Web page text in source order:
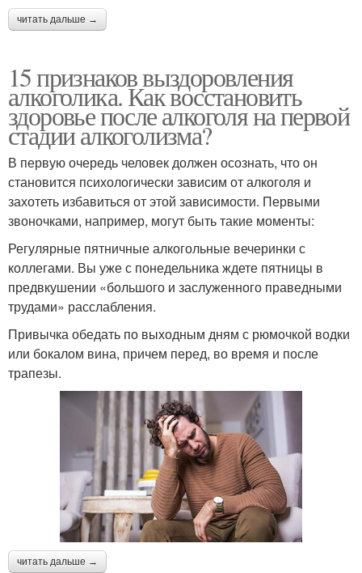
читать дальше →
15 признаков выздоровления
алкоголика. Как восстановить
здоровье после алкоголя на первой
стадии алкоголизма?
В первую очередь человек должен осознать, что он
становится психологически зависим от алкоголя и
захотеть избавиться от этой зависимости. Первыми
звоночками, например, могут быть такие моменты:
Регулярные пятничные алкогольные вечеринки с
коллегами. Вы уже с понедельника ждете пятницы в
предвкушении «большого и заслуженного праведными
трудами» расслабления.
Привычка обедать по выходным дням с рюмочкой водки
или бокалом вина, причем перед, во время и после
трапезы.
читать дальше →